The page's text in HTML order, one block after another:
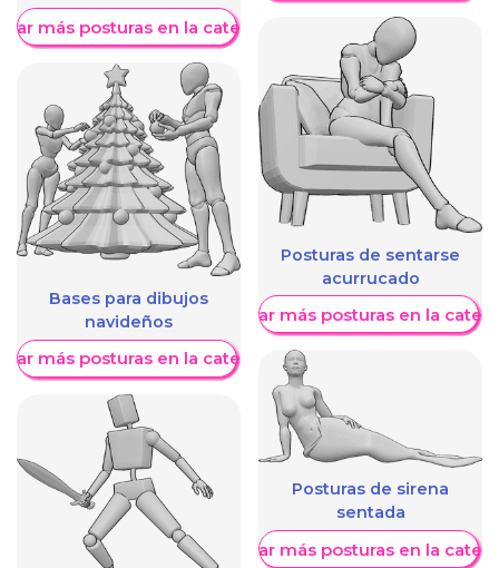
más posturas en la categoría
Bases para dibujos
navideños
más posturas en la categoría
Posturas de sentarse
acurrucado
Mostrar más posturas en la
Posturas de sirena
sentada
Mostrar más posturas en la